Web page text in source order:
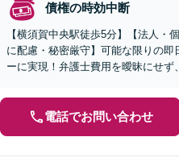
債権の時効中断
【横須賀中央駅徒歩5分】【法人・
に配慮・秘密厳守】可能な限りの
ーに実現！弁護士費用を曖昧にせず
電話でお問い合わせ